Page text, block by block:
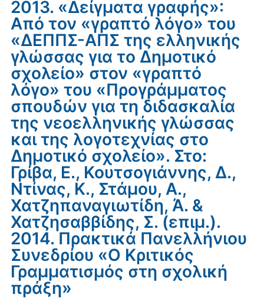
2013. «Δείγματα γραφής»:
Από τον «γραπτό λόγο» του
«ΔΕΠΠΣ-ΑΠΣ της ελληνικής
γλώσσας για το Δημοτικό
σχολείο» στον «γραπτό
λόγο» του «Προγράμματος
σπουδών για τη διδασκαλία
της νεοελληνικής γλώσσας
και της λογοτεχνίας στο
Δημοτικό σχολείο». Στο:
Γρίβα, Ε., Κουτσογιάννης, Δ.,
Ντίνας, Κ., Στάμου, Α.,
Χατζηπαναγιωτίδη, Ά. &
Χατζησαββίδης, Σ. (επιμ.).
2014. Πρακτικά Πανελλήνιου
Συνεδρίου «Ο Κριτικός
Γραμματισμός στη σχολική
πράξη»